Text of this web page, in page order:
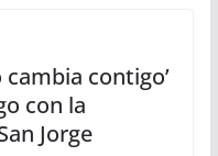
cambia contigo’
con la
Jorge